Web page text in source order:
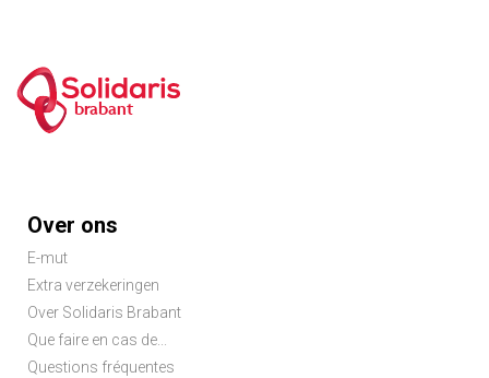
brabant
Footer
menu
Over ons
E-mut
Extra verzekeringen
Over Solidaris Brabant
Que faire en cas de...
Questions fréquentes